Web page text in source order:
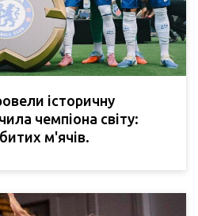
історичну
чемпіона світу:
м'ячів.